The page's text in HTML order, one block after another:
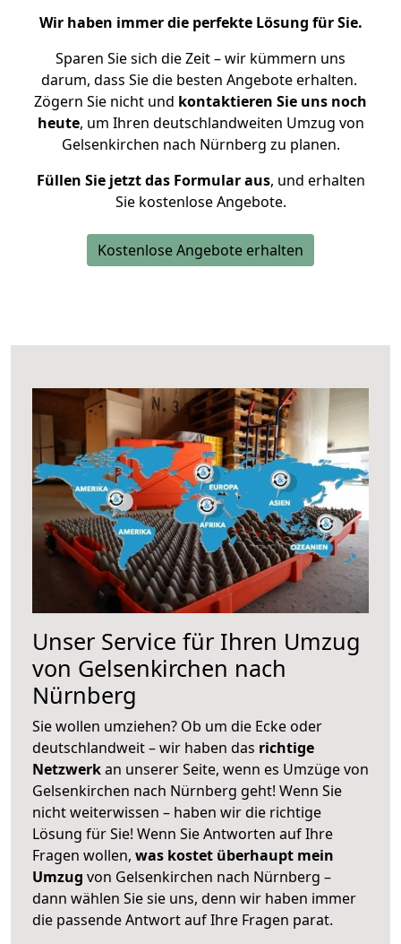
Wir haben immer die perfekte Lösung für Sie.
Sparen Sie sich die Zeit – wir kümmern uns
darum, dass Sie die besten Angebote erhalten.
Zögern Sie nicht und kontaktieren Sie uns noch
heute, um Ihren deutschlandweiten Umzug von
Gelsenkirchen nach Nürnberg zu planen.
Füllen Sie jetzt das Formular aus, und erhalten
Sie kostenlose Angebote.
Kostenlose Angebote erhalten
Unser Service für Ihren Umzug
von Gelsenkirchen nach
Nürnberg
Sie wollen umziehen? Ob um die Ecke oder
deutschlandweit – wir haben das richtige
Netzwerkan unserer Seite, wenn es Umzüge von
Gelsenkirchen nach Nürnberg geht! Wenn Sie
nicht weiterwissen – haben wir die richtige
Lösung für Sie! Wenn Sie Antworten auf Ihre
Fragen wollen, was kostet überhaupt mein
Umzug von Gelsenkirchen nach Nürnberg –
dann wählen Sie sie uns, denn wir haben immer
die passende Antwort auf Ihre Fragen parat.